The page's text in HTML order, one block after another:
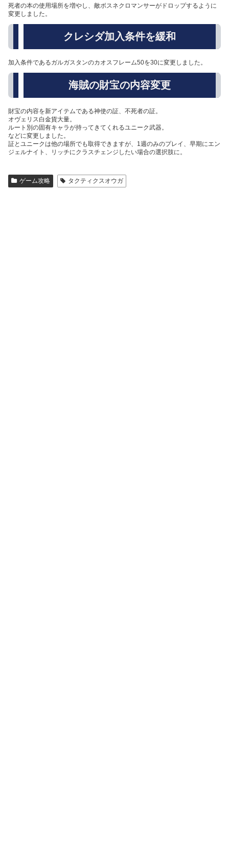
死者の本の使用場所を増やし、敵ボスネクロマンサーがドロップするように
変更しました。
クレシダ加入条件を緩和
加入条件であるガルガスタンのカオスフレーム50を30に変更しました。
海賊の財宝の内容変更
財宝の内容を新アイテムである神使の証、不死者の証。
オヴェリス白金貨大量。
ルート別の固有キャラが持ってきてくれるユニーク武器。
などに変更しました。
証とユニークは他の場所でも取得できますが、1週のみのプレイ、早期にエン
ジェルナイト、リッチにクラスチェンジしたい場合の選択肢に。
ゲーム攻略 タクティクスオウガ